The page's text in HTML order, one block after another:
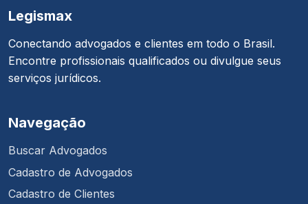
Legismax
Conectando advogados e clientes em todo o Brasil.
Encontre profissionais qualificados ou divulgue seus
serviços jurídicos.
Navegação
Buscar Advogados
Cadastro de Advogados
Cadastro de Clientes